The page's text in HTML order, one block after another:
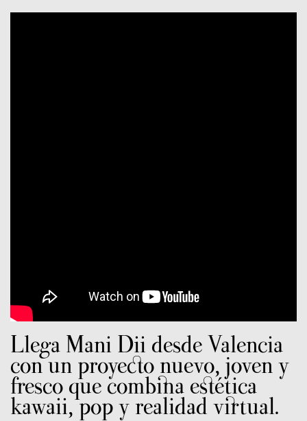
Llega Mani Dii desde Valencia
con un proyecto nuevo, joven y
fresco que combina estética
kawaii, pop y realidad virtual.